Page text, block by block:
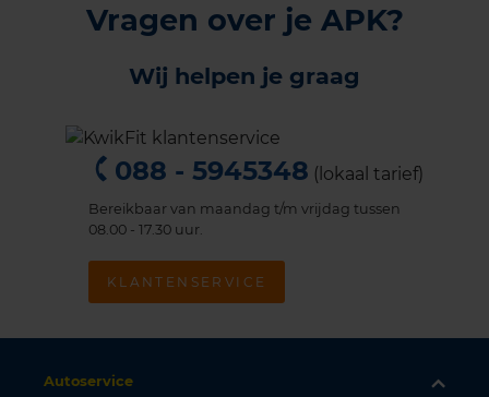
Vragen over je APK?
Wij helpen je graag
088 - 5945348 (lokaal tarief)
Bereikbaar van maandag t/m vrijdag tussen
08.00 - 17.30 uur.
KLANTENSERVICE
Autoservice